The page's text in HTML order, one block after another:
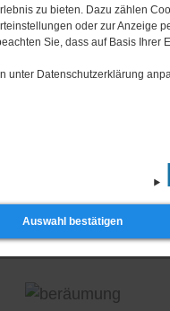
zu bieten. Dazu zählen
oder zur Anzeige
Sie, dass auf Basis
unter Datenschutzerklärung
Auswahl bestätigen
e.V.” mit dem Ziel, das
stand die Sanierung
der künftigen
des Vereins und
barackenartigen
auf die Sanierung des
prächtigen Saal für